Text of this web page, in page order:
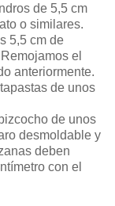
de 5,5 cm
o similares.
5,5 cm de
el
anteriormente.
de unos
de unos
desmoldable y
deben
con el